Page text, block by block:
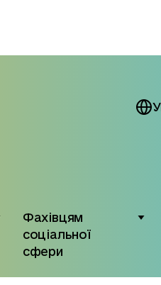
Фахівцям
соціальної
сфери